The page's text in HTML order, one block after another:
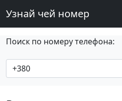
Узнай чей номер
Поиск по номеру телефона: